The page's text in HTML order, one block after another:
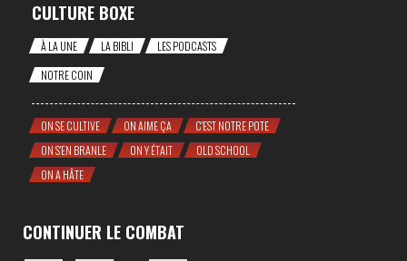
CULTURE BOXE
À LA UNE LA BIBLI
LES PODCASTS
NOTRE COIN
ON SE CULTIVE ON AIME ÇA
C'EST NOTRE POTE
ON S'EN BRANLE
ON Y ÉTAIT
OLD SCHOOL
ON A HÂTE
CONTINUER LE COMBAT